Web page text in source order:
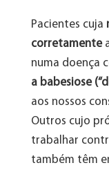
Pacientes cuja
corretamente
numa doença
a babesiose
aos nossos
Outros cujo
trabalhar
também têm